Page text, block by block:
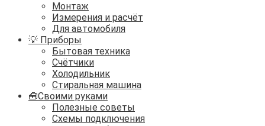
Монтаж
Измерения и расчёт
Для автомобиля
💡 Приборы
Бытовая техника
Счётчики
Холодильник
Стиральная машина
🧰Своими руками
Полезные советы
Схемы подключения